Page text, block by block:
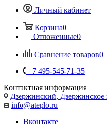
Личный кабинет
Корзина0
Отложенные0
Сравнение товаров0
+7 495-545-71-35
Контактная информация
Дзержинский, Дзержинское
info@ateplo.ru
Вконтакте